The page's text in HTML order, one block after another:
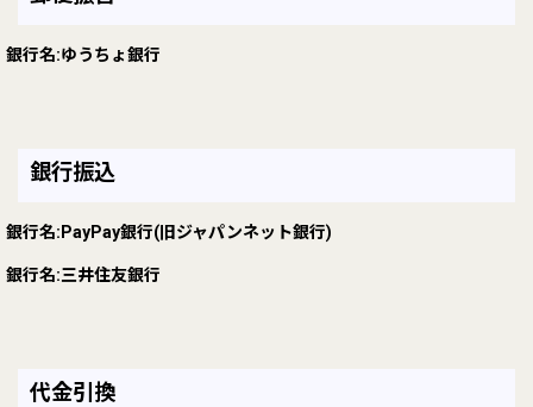
銀行名:ゆうちょ銀行
銀行振込
銀行名:PayPay銀行(旧ジャパンネット銀行)
銀行名:三井住友銀行
代金引換